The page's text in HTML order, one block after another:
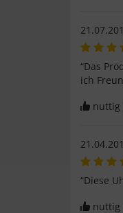
“Das
ich
nuttig
“Diese
nuttig